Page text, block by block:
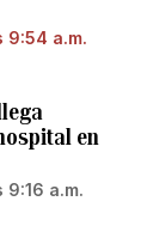
9:54 a.m.
en
a.m.